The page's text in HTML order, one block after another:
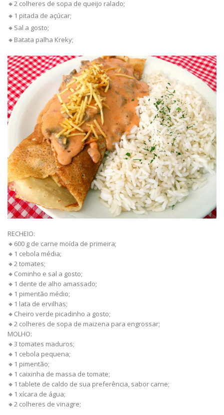
🔸2 colheres de sopa de queijo ralado;
🔸1 pitada de açúcar;
🔸Sal a gosto;
🔸Batata palha Kreky;
RECHEIO:
🔸600 g de carne moída de primeira;
🔸1 cebola média;
🔸2 tomates;
🔸Cominho e sal a gosto;
🔸1 dente de alho amassado;
🔸1 pimentão médio;
🔸1 lata de ervilhas;
🔸Cheiro verde picadinho a gosto;
🔸2 colheres de sopa de maizena para engrossar;
MOLHO:
🔸3 tomates maduros;
🔸1 cebola pequena;
🔸1 pimentão;
🔸1 caixinha de massa de tomate;
🔸1 tablete de caldo de sua preferência, sabor carne;
🔸1 xícara de água;
🔸2 colheres de vinagre;